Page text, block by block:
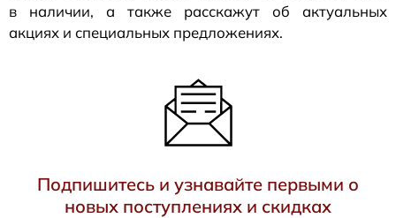
в наличии, а также расскажут об актуальных
акциях и специальных предложениях.
Подпишитесь и узнавайте первыми о
новых поступлениях и скидках